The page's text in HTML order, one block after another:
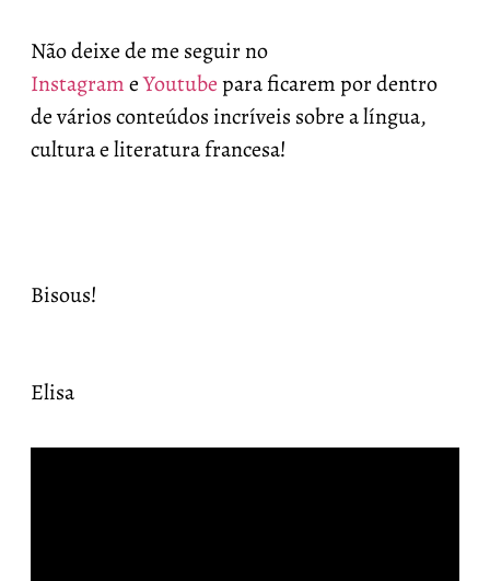
Não deixe de me seguir no
InstagrameYoutubepara ficarem por dentro
de vários conteúdos incríveis sobre a língua,
cultura e literatura francesa!
Bisous!
Elisa